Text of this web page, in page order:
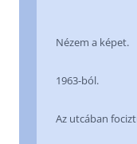
Nézem a képet.
1963-ból.
Az utcában